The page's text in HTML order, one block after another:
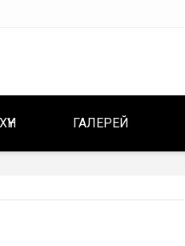
ГАЛЕРЕЙ